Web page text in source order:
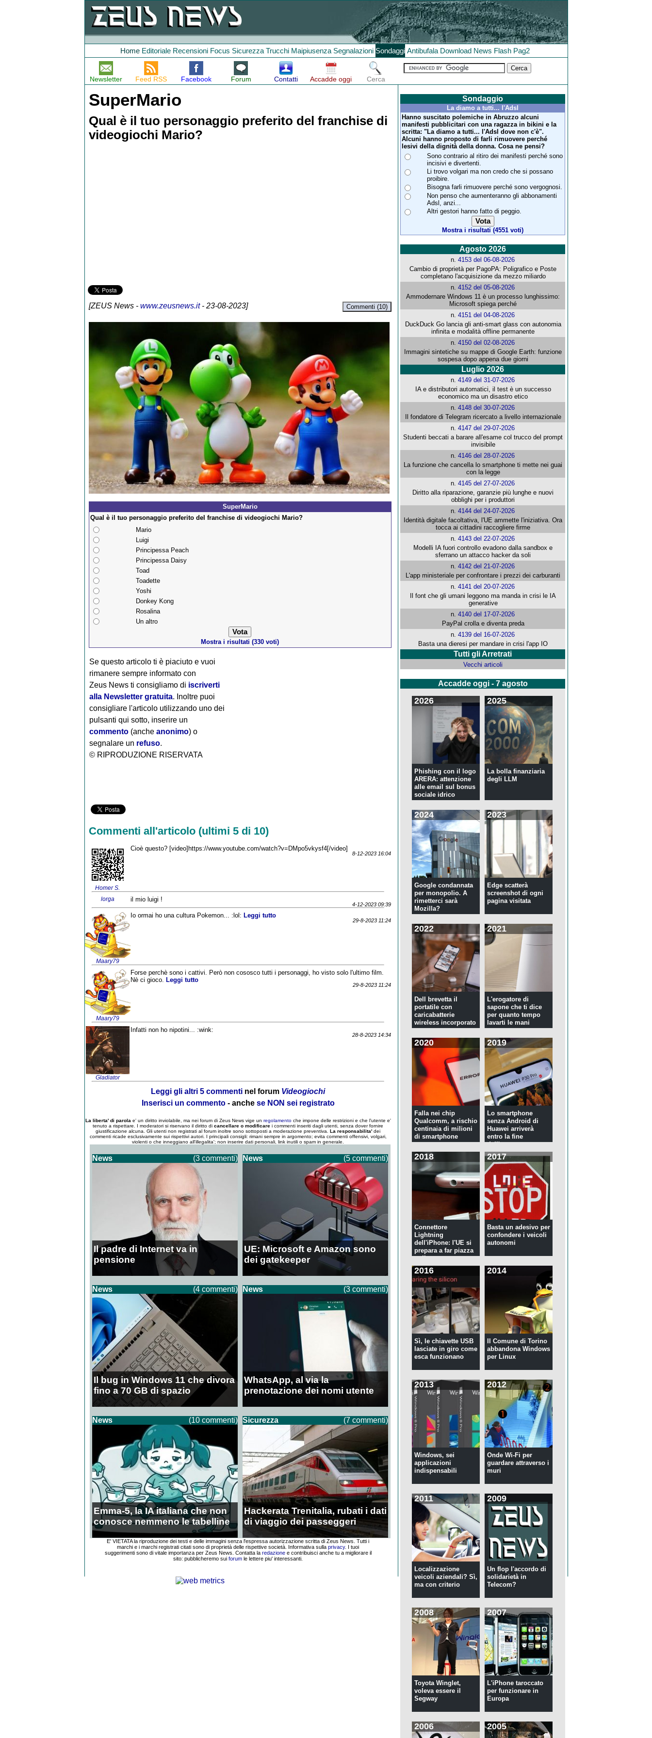
Home Editoriale Recensioni Focus Sicurezza Trucchi Maipiusenza Segnalazioni Sondaggi Antibufala Download News Flash Pag2
Newsletter Feed RSS Facebook Forum Contatti Accadde oggi Cerca
SuperMario
Qual è il tuo personaggio preferito del franchise di
videogiochi Mario?
[ZEUS News- www.zeusnews.it- 23-08-2023] Commenti (10)
SuperMario
Qual è il tuo personaggio preferito del franchise di videogiochi Mario?
Mario
Luigi
Principessa Peach
Principessa Daisy
Toad
Toadette
Yoshi
Donkey Kong
Rosalina
Un altro
Mostra i risultati (330 voti)
Se questo articolo ti è piaciuto e vuoi
rimanere sempre informato con
Zeus News ti consigliamo di iscriverti
alla Newsletter gratuita. Inoltre puoi
consigliare l'articolo utilizzando uno dei
pulsanti qui sotto, inserire un
commento(anche anonimo) o
segnalare un refuso.
© RIPRODUZIONE RISERVATA
Commenti all'articolo (ultimi 5 di 10)
Homer S.
Cioè questo? [video]https://www.youtube.com/watch?v=DMpo5vkysf4[/video]
8-12-2023 16:04
lorga il mio luigi !
4-12-2023 09:39
Maary79
Io ormai ho una cultura Pokemon... :lol: Leggi tutto
29-8-2023 11:24
Maary79
Forse perchè sono i cattivi. Però non cososco tutti i personaggi, ho visto solo l'ultimo film.
Nè ci gioco. Leggi tutto
29-8-2023 11:24
Gladiator
Infatti non ho nipotini... :wink:
28-8-2023 14:34
Leggi gli altri 5 commenti nel forum Videogiochi
Inserisci un commento- anche se NON sei registrato
La liberta' di parola e' un diritto inviolabile, ma nei forum di Zeus News vige un regolamentoche impone delle restrizioni e che l'utente e'
tenuto a rispettare. I moderatori si riservano il diritto di cancellare o modificare i commenti inseriti dagli utenti, senza dover fornire
giustificazione alcuna. Gli utenti non registrati al forum inoltre sono sottoposti a moderazione preventiva. La responsabilita' dei
commenti ricade esclusivamente sui rispettivi autori. I principali consigli: rimani sempre in argomento; evita commenti offensivi, volgari,
violenti o che inneggiano all'illegalita'; non inserire dati personali, link inutili o spam in generale.
News (3 commenti)
Il padre di Internet va in
pensione
News (5 commenti)
UE: Microsoft e Amazon sono
dei gatekeeper
News (4 commenti)
Il bug in Windows 11 che divora
fino a 70 GB di spazio
News (3 commenti)
WhatsApp, al via la
prenotazione dei nomi utente
News (10 commenti)
Emma-5, la IA italiana che non
conosce nemmeno le tabelline
Sicurezza (7 commenti)
Hackerata Trenitalia, rubati i dati
di viaggio dei passeggeri
E' VIETATA la riproduzione dei testi e delle immagini senza l'espressa autorizzazione scritta di Zeus News. Tutti i
marchi e i marchi registrati citati sono di proprietà delle rispettive società. Informativa sulla privacy. I tuoi
suggerimenti sono di vitale importanza per Zeus News. Contatta la redazionee contribuisci anche tu a migliorare il
sito: pubblicheremo sui forum le lettere piu' interessanti.
Sondaggio
La diamo a tutti... l'Adsl
Hanno suscitato polemiche in Abruzzo alcuni
manifesti pubblicitari con una ragazza in bikini e la
scritta: "La diamo a tutti... l'Adsl dove non c'è".
Alcuni hanno proposto di farli rimuovere perché
lesivi della dignità della donna. Cosa ne pensi?
Sono contrario al ritiro dei manifesti perché sono
incisivi e divertenti.
Li trovo volgari ma non credo che si possano
proibire.
Bisogna farli rimuovere perché sono vergognosi.
Non penso che aumenteranno gli abbonamenti
Adsl, anzi...
Altri gestori hanno fatto di peggio.
Mostra i risultati (4551 voti)
Agosto 2026
n.4153 del 06-08-2026
Cambio di proprietà per PagoPA: Poligrafico e Poste
completano l'acquisizione da mezzo miliardo
n.4152 del 05-08-2026
Ammodernare Windows 11 è un processo lunghissimo:
Microsoft spiega perché
n.4151 del 04-08-2026
DuckDuck Go lancia gli anti-smart glass con autonomia
infinita e modalità offline permanente
n.4150 del 02-08-2026
Immagini sintetiche su mappe di Google Earth: funzione
sospesa dopo appena due giorni
Luglio 2026
n.4149 del 31-07-2026
IA e distributori automatici, il test è un successo
economico ma un disastro etico
n.4148 del 30-07-2026
Il fondatore di Telegram ricercato a livello internazionale
n.4147 del 29-07-2026
Studenti beccati a barare all'esame col trucco del prompt
invisibile
n.4146 del 28-07-2026
La funzione che cancella lo smartphone ti mette nei guai
con la legge
n.4145 del 27-07-2026
Diritto alla riparazione, garanzie più lunghe e nuovi
obblighi per i produttori
n.4144 del 24-07-2026
Identità digitale facoltativa, l'UE ammette l'iniziativa. Ora
tocca ai cittadini raccogliere firme
n.4143 del 22-07-2026
Modelli IA fuori controllo evadono dalla sandbox e
sferrano un attacco hacker da soli
n.4142 del 21-07-2026
L'app ministeriale per confrontare i prezzi dei carburanti
n.4141 del 20-07-2026
Il font che gli umani leggono ma manda in crisi le IA
generative
n.4140 del 17-07-2026
PayPal crolla e diventa preda
n.4139 del 16-07-2026
Basta una dieresi per mandare in crisi l'app IO
Tutti gli Arretrati
Vecchi articoli
Accadde oggi - 7 agosto
2026
Phishing con il logo
ARERA: attenzione
alle email sul bonus
sociale idrico
2025
La bolla finanziaria
degli LLM
2024
Google condannata
per monopolio. A
rimetterci sarà
Mozilla?
2023
Edge scatterà
screenshot di ogni
pagina visitata
2022
Dell brevetta il
portatile con
caricabatterie
wireless incorporato
2021
L'erogatore di
sapone che ti dice
per quanto tempo
lavarti le mani
2020
Falla nei chip
Qualcomm, a rischio
centinaia di milioni
di smartphone
2019
Lo smartphone
senza Android di
Huawei arriverà
entro la fine
dell'anno
2018
Connettore
Lightning
dell'iPhone: l'UE si
prepara a far piazza
pulita
2017
Basta un adesivo per
confondere i veicoli
autonomi
2016
Sì, le chiavette USB
lasciate in giro come
esca funzionano
2014
Il Comune di Torino
abbandona Windows
per Linux
2013
Windows, sei
applicazioni
indispensabili
2012
Onde Wi-Fi per
guardare attraverso i
muri
2011
Localizzazione
veicoli aziendali? Sì,
ma con criterio
2009
Un flop l'accordo di
solidarietà in
Telecom?
2008
Toyota Winglet,
voleva essere il
Segway
2007
L'iPhone taroccato
per funzionare in
Europa
2006 2005